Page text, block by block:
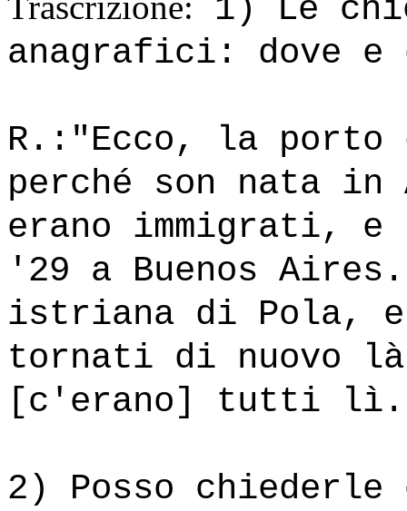
1) Le
anagrafici: dove e
R.:"Ecco, la
perché son nata
erano immigrati,
'29 a Buenos
istriana di Pola,
tornati di nuovo
[c'erano] tutti
2) Posso chiederle